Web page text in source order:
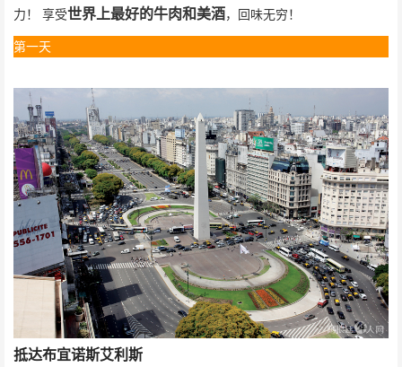
力！
享受世界上最好的牛肉和美酒，回味无穷！
第一天
抵达布宜诺斯艾利斯